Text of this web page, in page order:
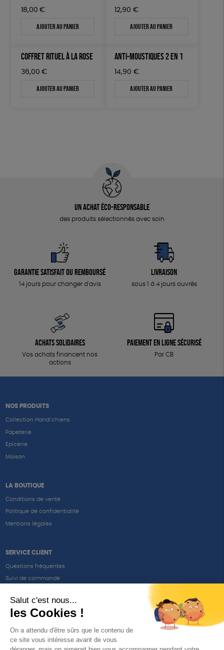
18,00 €
Ajouter au panier
12,90 €
Ajouter au panier
COFFRET RITUEL À LA ROSE
36,00 €
Ajouter au panier
ANTI-MOUSTIQUES 2 EN 1
14,90 €
Ajouter au panier
Un achat éco-responsable
des produits sélectionnés avec soin
Garantie satisfait ou remboursé
14 jours pour changer d'avis
Livraison
sous 1 à 4 jours ouvrés
Achats solidaires
Vos achats financent nos
actions
Paiement en ligne sécurisé
Par CB
NOS PRODUITS
Collection Handi’chiens
Papeterie
Epicerie
Maison
LA BOUTIQUE
Conditions de vente
Politique de confidentialité
Mentions légales
SERVICE CLIENT
Questions fréquentes
Suivi de commande
Renvoyer des articles
SUIVEZ-NOUS